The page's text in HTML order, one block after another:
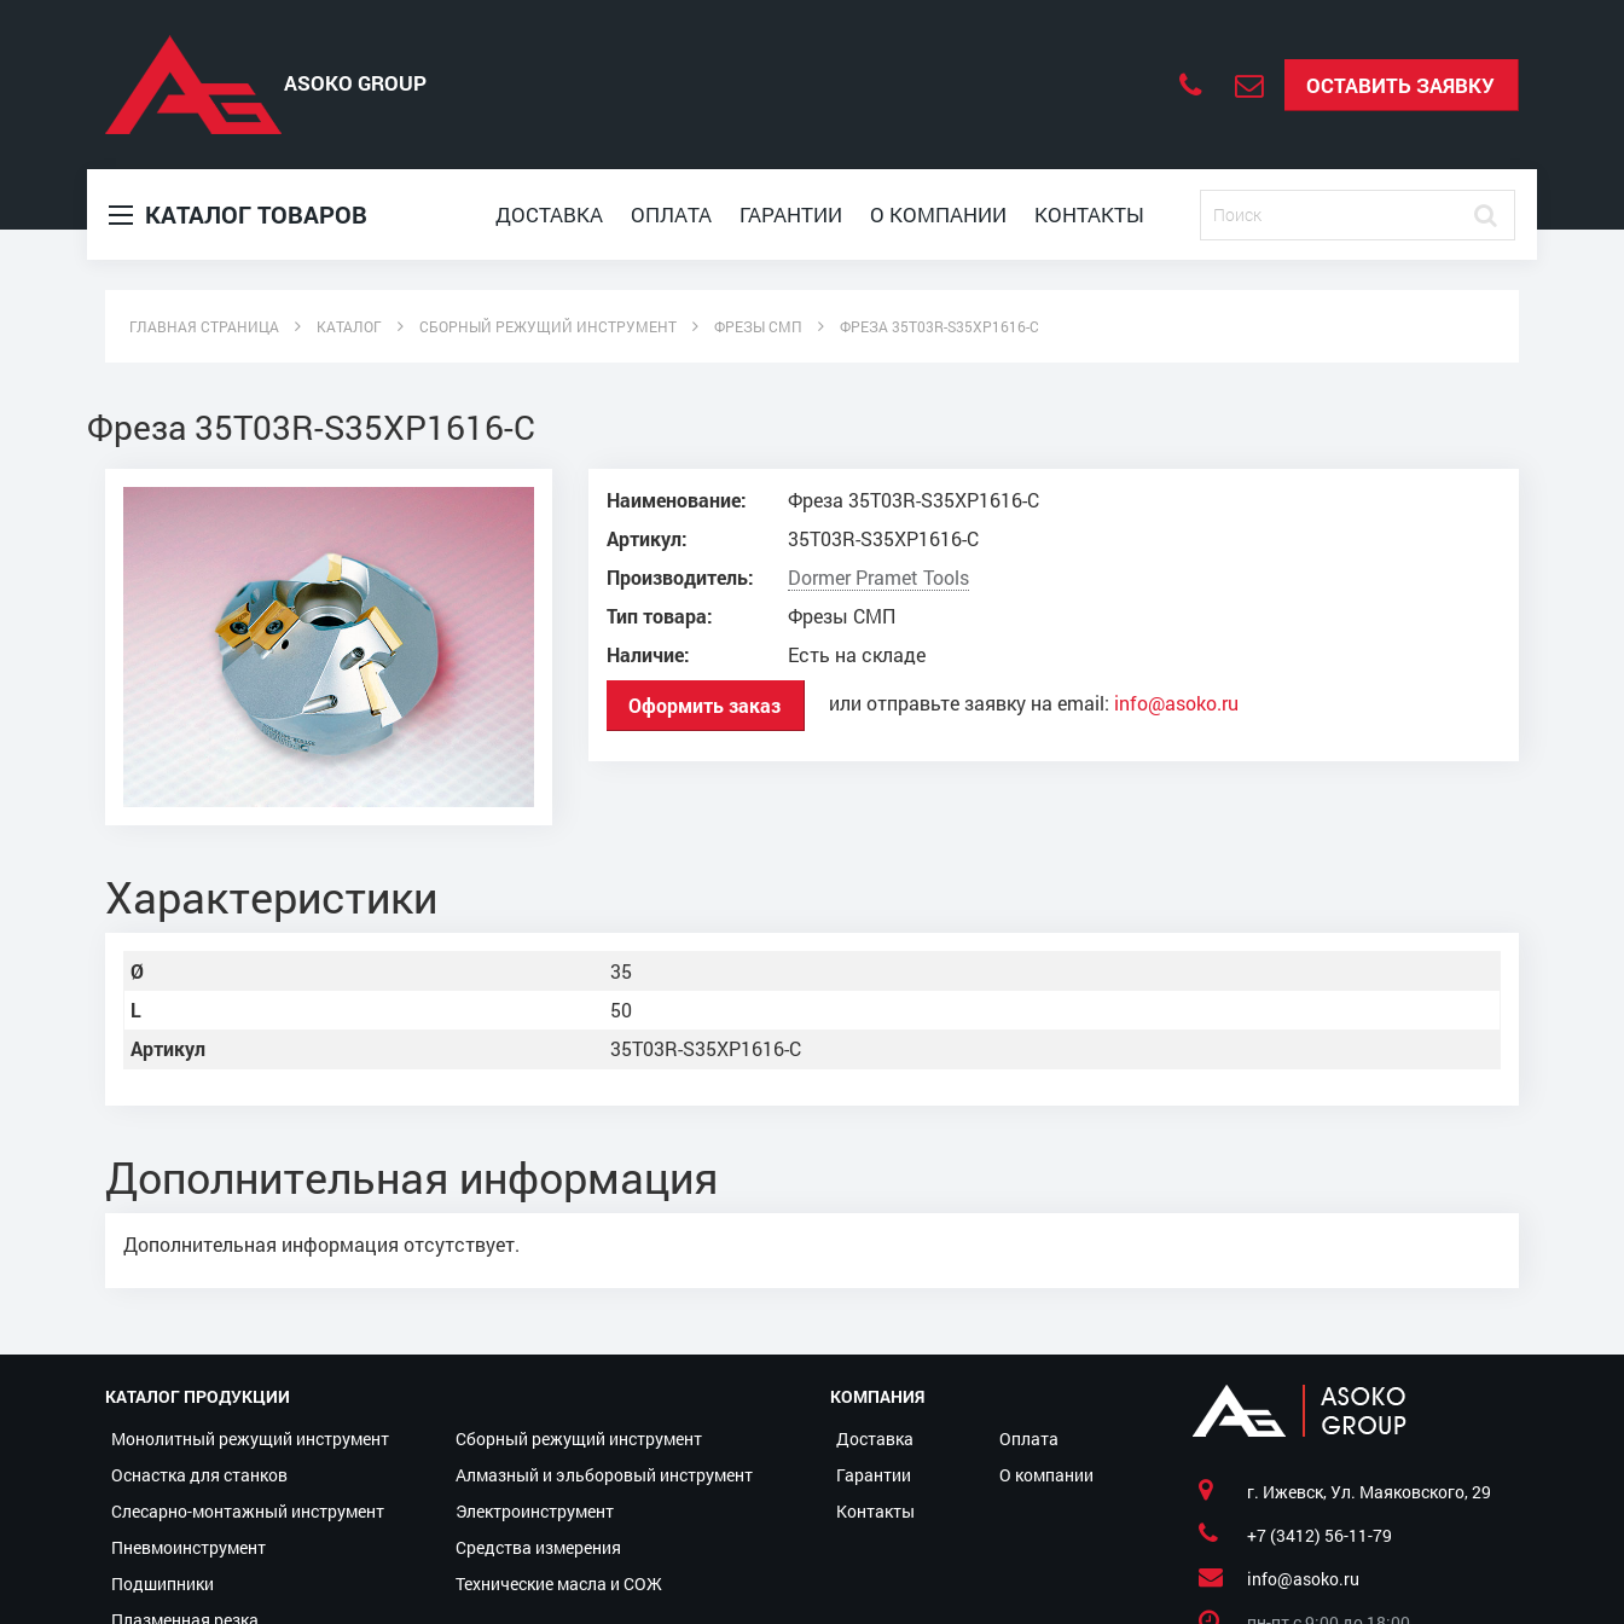
ОСТАВИТЬ ЗАЯВКУ
КАТАЛОГ ТОВАРОВ ДОСТАВКА ОПЛАТА ГАРАНТИИ О КОМПАНИИ КОНТАКТЫ
ГЛАВНАЯ СТРАНИЦА КАТАЛОГ СБОРНЫЙ РЕЖУЩИЙ ИНСТРУМЕНТ ФРЕЗЫ СМП ФРЕЗА 35T03R-S35XP1616-C
Фреза 35T03R-S35XP1616-C
Наименование:
Фреза 35T03R-S35XP1616-C
Артикул:
35T03R-S35XP1616-C
Производитель:
Dоrmer Pramet Tools
Тип товара:
Фрезы СМП
Наличие:
Есть на складе
Оформить заказ или отправьте заявку на email: info@asoko.ru
Характеристики
Ø
35
L
50
Артикул
35T03R-S35XP1616-C
Дополнительная информация
Дополнительная информация отсутствует.
КАТАЛОГ ПРОДУКЦИИ
Монолитный режущий инструмент
Сборный режущий инструмент
Оснастка для станков
Алмазный и эльборовый инструмент
Слесарно-монтажный инструмент
Электроинструмент
Пневмоинструмент
Средства измерения
Подшипники
Технические масла и СОЖ
КОМПАНИЯ
Доставка
Оплата
Гарантии
О компании
Контакты
г. Ижевск, Ул. Маяковского, 29
+7 (3412) 56-11-79
info@asoko.ru